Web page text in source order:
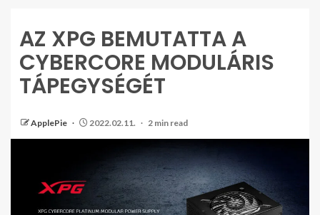
AZ XPG BEMUTATTA A
CYBERCORE MODULÁRIS
TÁPEGYSÉGÉT
ApplePie 2022.02.11. 2 min read